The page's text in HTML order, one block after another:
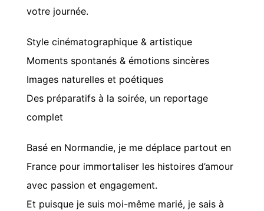
votre journée.
️Style cinématographique & artistique
Moments spontanés & émotions sincères
Images naturelles et poétiques
Des préparatifs à la soirée, un reportage
complet
Basé en Normandie, je me déplace partout en
France pour immortaliser les histoires d’amour
avec passion et engagement.
Et puisque je suis moi-même marié, je sais à